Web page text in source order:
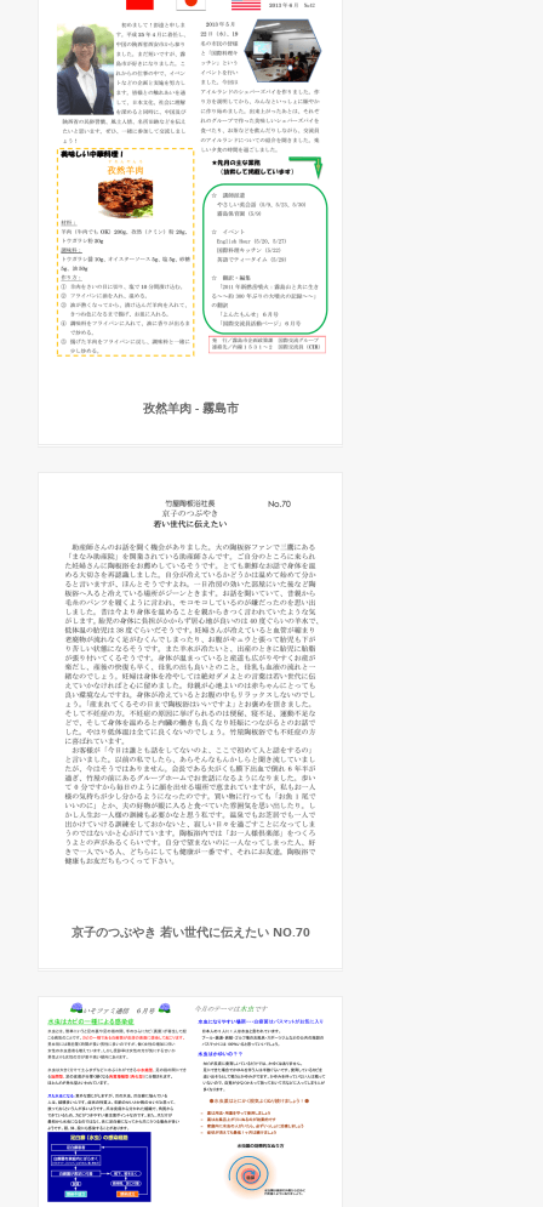
孜然羊肉 - 霧島市
京子のつぶやき 若い世代に伝えたい NO.70